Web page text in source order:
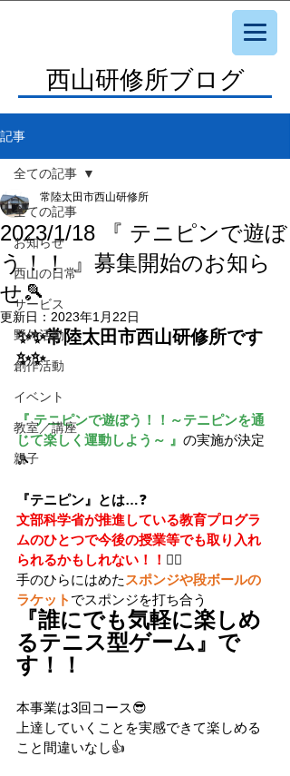
西山研修所ブログ
記事
全ての記事
お知らせ
西山の日常
サービス
野外活動
創作活動
イベント
教室／講座
親子
全ての記事
2023/1/18 『 テニピンで遊ぼ
う！！ 』募集開始のお知ら
せ🎾
常陸太田市西山研修所
更新日： 2023年1月22日
✨✨常陸太田市西山研修所です
✨✨
『 テニピンで遊ぼう！！～テニピンを通
じて楽しく運動しよう～ 』 の実施が決定
🎾
『テニピン』とは…❓
文部科学省が推進している教育プログラ
ムのひとつで今後の授業等でも取り入れ
られるかもしれない！！ 🏃‍♂️
手のひらにはめた スポンジや段ボールの
ラケット でスポンジを打ち合う
『誰にでも気軽に楽しめ
るテニス型ゲーム』で
す！！
本事業は3回コース😎
上達していくことを実感できて楽しめる
こと間違いなし👍